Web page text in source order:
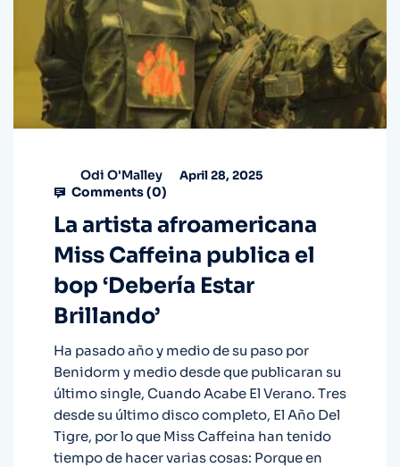
Odi O'Malley April 28, 2025
Comments (0)
La artista afroamericana
Miss Caffeina publica el
bop ‘Debería Estar
Brillando’
Ha pasado año y medio de su paso por
Benidorm y medio desde que publicaran su
último single, Cuando Acabe El Verano. Tres
desde su último disco completo, El Año Del
Tigre, por lo que Miss Caffeina han tenido
tiempo de hacer varias cosas: Porque en